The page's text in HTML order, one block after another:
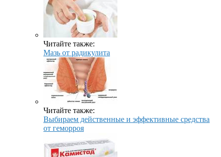
Читайте также:
Мазь от радикулита
Читайте также:
Выбираем действенные и эффективные средства
от геморроя